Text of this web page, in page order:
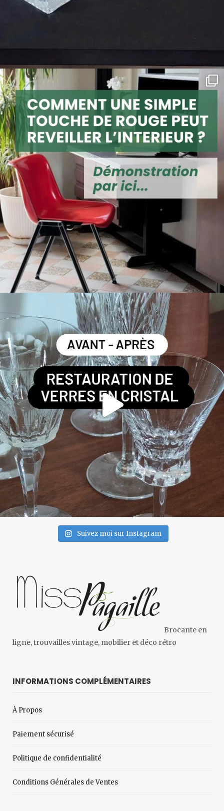
Suivez moi sur Instagram
Brocante en
ligne, trouvailles vintage, mobilier et déco rétro
INFORMATIONS COMPLÉMENTAIRES
À Propos
Paiement sécurisé
Politique de confidentialité
Conditions Générales de Ventes